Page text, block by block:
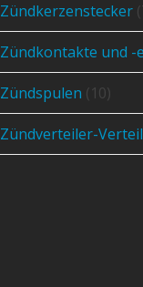
Zündkerzenstecker
Zündkontakte und -
Zündspulen (10)
Zündverteiler-